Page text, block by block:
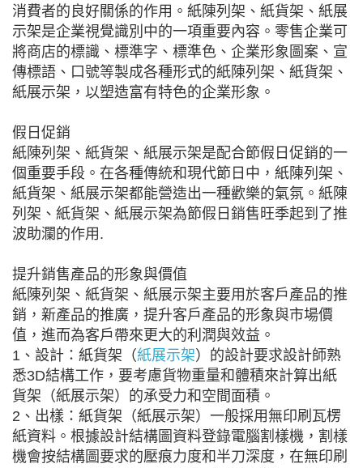
消費者的良好關係的作用。紙陳列架、紙貨架、紙展
示架是企業視覺識別中的一項重要內容。零售企業可
將商店的標識、標準字、標準色、企業形象圖案、宣
傳標語、口號等製成各種形式的紙陳列架、紙貨架、
紙展示架，以塑造富有特色的企業形象。
假日促銷
紙陳列架、紙貨架、紙展示架是配合節假日促銷的一
個重要手段。在各種傳統和現代節日中，紙陳列架、
紙貨架、紙展示架都能營造出一種歡樂的氣氛。紙陳
列架、紙貨架、紙展示架為節假日銷售旺季起到了推
波助瀾的作用.
提升銷售產品的形象與價值
紙陳列架、紙貨架、紙展示架主要用於客戶產品的推
銷，新產品的推廣，提升客戶產品的形象與市場價
值，進而為客戶帶來更大的利潤與效益。
1、設計：紙貨架（紙展示架）的設計要求設計師熟
悉3D結構工作，要考慮貨物重量和體積來計算出紙
貨架（紙展示架）的承受力和空間面積。
2、出樣：紙貨架（紙展示架）一般採用無印刷瓦楞
紙資料。根據設計結構圖資料登錄電腦割樣機，割樣
機會按結構圖要求的壓痕力度和半刀深度，在無印刷